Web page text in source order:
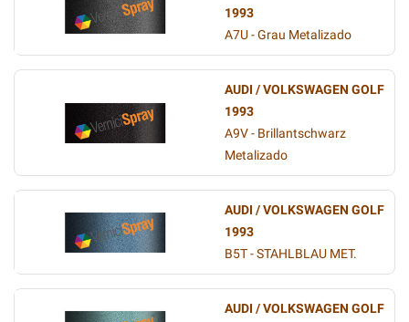
1993
A7U - Grau Metalizado
AUDI / VOLKSWAGEN GOLF
1993
A9V - Brillantschwarz
Metalizado
AUDI / VOLKSWAGEN GOLF
1993
B5T - STAHLBLAU MET.
AUDI / VOLKSWAGEN GOLF